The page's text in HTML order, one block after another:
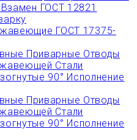
ГОСТ 12821
ГОСТ 17375-
Приварные Отводы
Стали
90° Исполнение
Приварные Отводы
Стали
90° Исполнение